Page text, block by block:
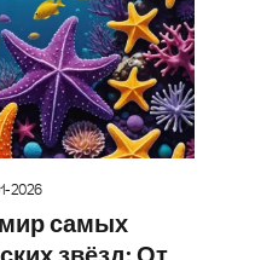
2026
мир самых